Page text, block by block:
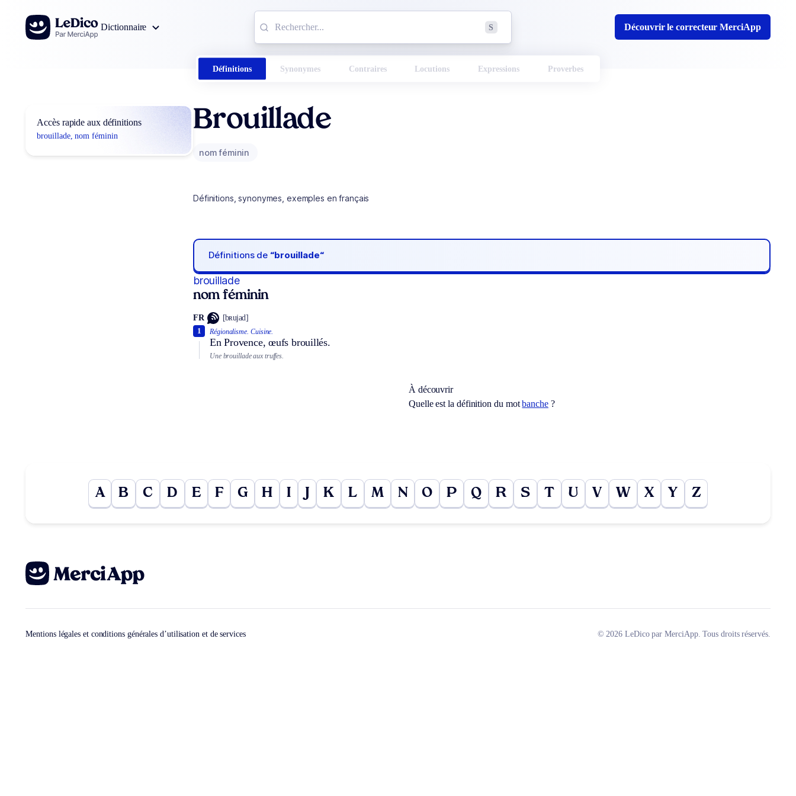
Aller au contenu
Dictionnaire
S Découvrir le correcteur MerciApp
Définitions Synonymes Contraires Locutions Expressions Proverbes
Accès rapide aux définitions
brouillade, nom féminin
Brouillade
nom féminin
Définitions, synonymes, exemples en français
Définitions de “brouillade“
brouillade
nom féminin
FR [bʀujad]
Régionalisme. Cuisine.
En Provence, œufs brouillés.
1
Une brouillade aux truffes.
À découvrir
Quelle est la définition du motbanche?
A B C D E F G H I J K L M N O P Q R S T U V W X Y Z
Mentions légales et conditions générales d’utilisation et de services © 2026 LeDico par MerciApp. Tous droits réservés.